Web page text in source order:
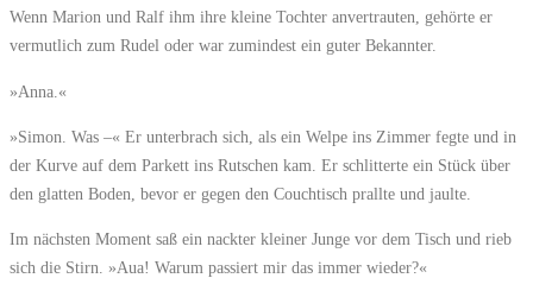
Wenn Marion und Ralf ihm ihre kleine Tochter anvertrauten, gehörte er
vermutlich zum Rudel oder war zumindest ein guter Bekannter.
»Anna.«
»Simon. Was –« Er unterbrach sich, als ein Welpe ins Zimmer fegte und in
der Kurve auf dem Parkett ins Rutschen kam. Er schlitterte ein Stück über
den glatten Boden, bevor er gegen den Couchtisch prallte und jaulte.
Im nächsten Moment saß ein nackter kleiner Junge vor dem Tisch und rieb
sich die Stirn. »Aua! Warum passiert mir das immer wieder?«